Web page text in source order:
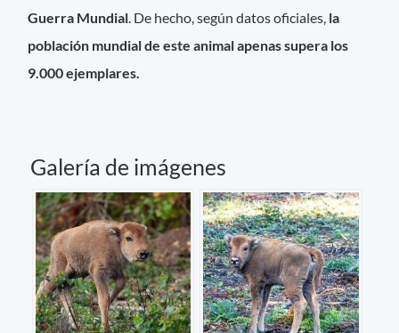
Guerra Mundial. De hecho, según datos oficiales, la
población mundial de este animal apenas supera los
9.000 ejemplares.
Galería de imágenes